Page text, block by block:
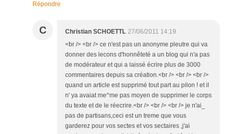
Répondre
C Christian SCHOETTL 27/06/2011 14:19
<br /> <br /> ce n'est pas un anonyme pleutre qui va
donner des lecons d'honnêteté a un blog qui n'a pas
de modérateur et qui a laissé écrire plus de 3000
commentaires depuis sa création.<br /> <br /> <br />
quand un article est supprimé tout part au pilon ! et il
n' ya avaiat me^me pas moyen de supprimer le corps
du texte et de le réecrire.<br /> <br /> <br /> je n'ai_
pas de partisans,ceci est un treme que vous
garderez pour vos sectes et vos sectaires ,j'ai